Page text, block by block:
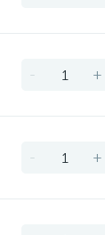
- +
- +